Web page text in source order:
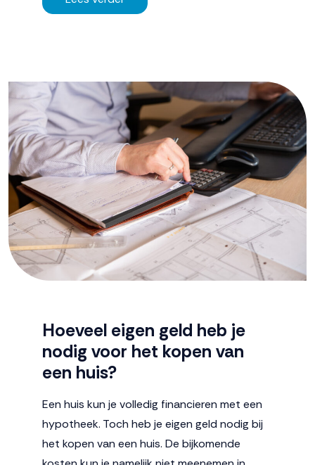
Hoeveel eigen geld heb je
nodig voor het kopen van
een huis?
Een huis kun je volledig financieren met een
hypotheek. Toch heb je eigen geld nodig bij
het kopen van een huis. De bijkomende